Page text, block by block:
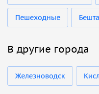
Пешеходные
В другие города
Железноводск